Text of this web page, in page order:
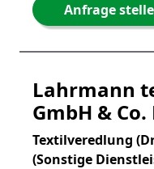
Anfrage
Lahrmann
GmbH & Co.
Textilveredlung
(Sonstige